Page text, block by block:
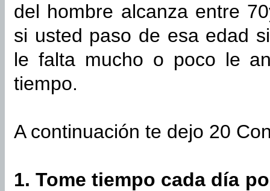
del hombre alcanza entre
si usted paso de esa edad
le falta mucho o poco le
tiempo.
A continuación te dejo 20
1. Tome tiempo cada día